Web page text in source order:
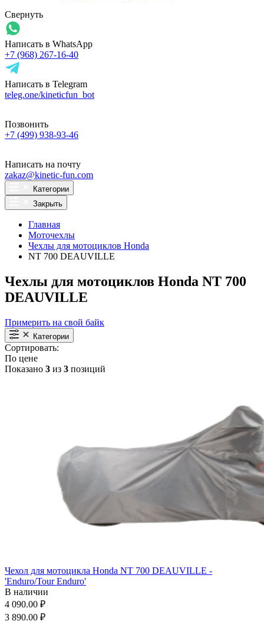
Свернуть
Написать в WhatsApp
+7 (968) 267-16-40
Написать в Telegram
teleg.one/kineticfun_bot
Позвонить
+7 (499) 938-93-46
Написать на почту
zakaz@kinetic-fun.com
Категории
Закрыть
Главная
Моточехлы
Чехлы для мотоциклов Honda
NT 700 DEAUVILLE
Чехлы для мотоциклов Honda NT 700
DEAUVILLE
Примерить на свой байк
Категории
Сортировать:
По цене
Показано 3 из 3 позиций
Чехол для мотоцикла Honda NT 700 DEAUVILLE -
'Enduro/Tour Enduro'
В наличии
4 090.00 ₽
3 890.00 ₽